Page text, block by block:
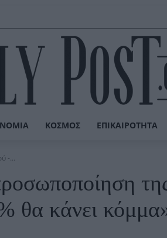
ΚΌΣΜΟΣ ΕΠΙΚΑΙΡΌΤΗΤΑ
-...
θα κάνει